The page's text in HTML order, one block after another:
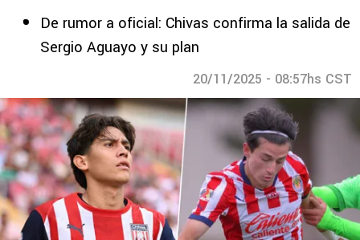
De rumor a oficial: Chivas confirma la salida de
Sergio Aguayo y su plan
20/11/2025 - 08:57hs CST